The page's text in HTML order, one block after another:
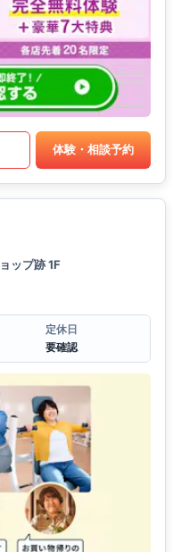
体験・相談予約
ップ跡 1F
定休日
要確認